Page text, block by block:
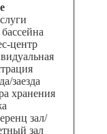
центр
заезда
хранения
зал/
зал